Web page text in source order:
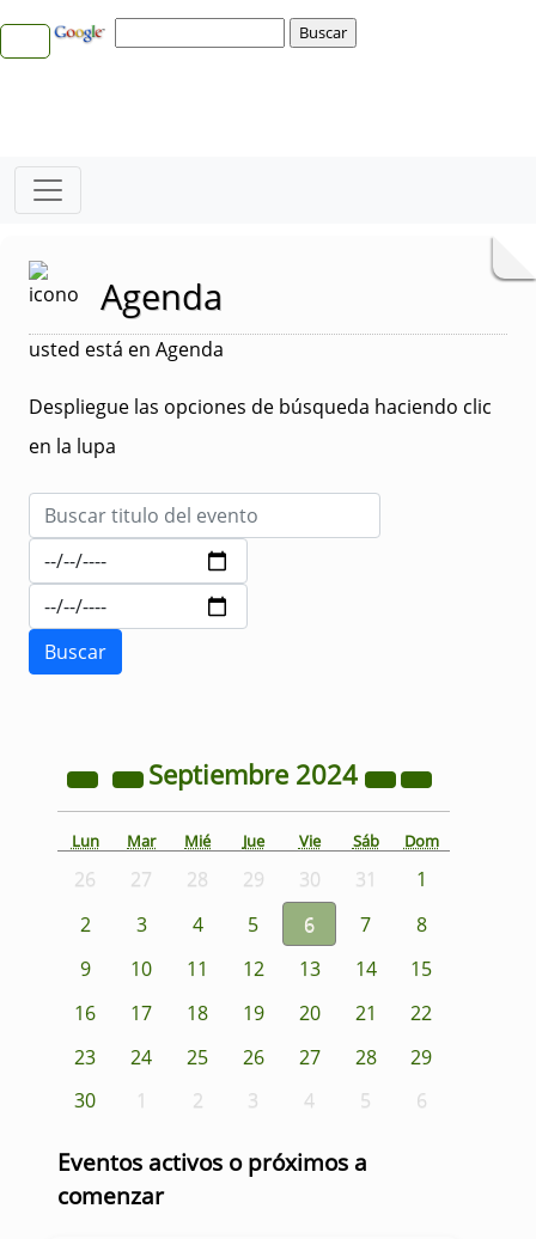
Agenda
usted está en Agenda
Despliegue las opciones de búsqueda haciendo clic
en la lupa
Septiembre 2024
Lun Mar Mié Jue Vie Sáb Dom
26 27 28 29 30 31
1
2
3 4 5 6 7
8
9
10 11 12 13 14
15
16
17 18 19 20 21
22
23
24 25 26 27 28
29
30
1 2 3 4 5 6
Eventos activos o próximos a
comenzar